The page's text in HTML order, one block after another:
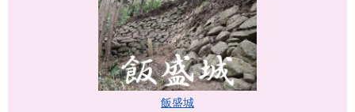
飯盛城